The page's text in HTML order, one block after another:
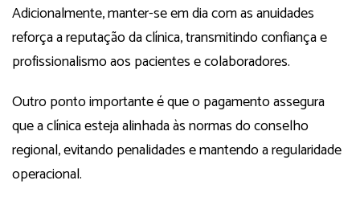
Adicionalmente, manter-se em dia com as anuidades
reforça a reputação da clínica, transmitindo confiança e
profissionalismo aos pacientes e colaboradores.
Outro ponto importante é que o pagamento assegura
que a clínica esteja alinhada às normas do conselho
regional, evitando penalidades e mantendo a regularidade
operacional.